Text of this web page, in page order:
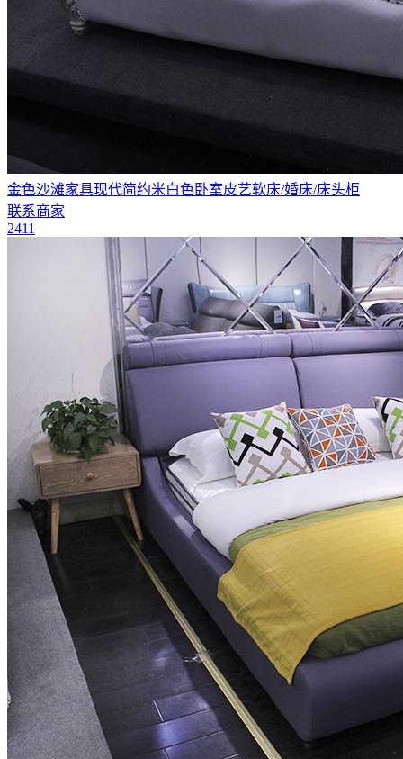
金色沙滩家具现代简约米白色卧室皮艺软床/婚床/床头柜
联系商家
2411